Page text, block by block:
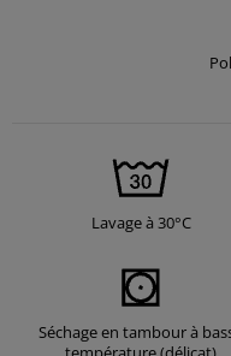
Lavage à 30°C
Séchage en tambour à